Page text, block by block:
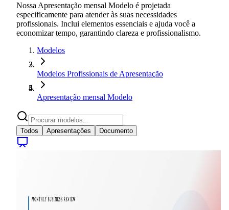
Nossa Apresentação mensal Modelo é projetada
especificamente para atender às suas necessidades
profissionais. Inclui elementos essenciais e ajuda você a
economizar tempo, garantindo clareza e profissionalismo.
Modelos
Modelos Profissionais de Apresentação
Apresentação mensal Modelo
Todos Apresentações Documento